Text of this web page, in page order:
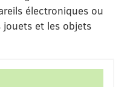
électroniques ou
jouets et les objets